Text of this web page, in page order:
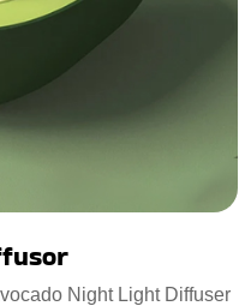
Night Light Diffuser